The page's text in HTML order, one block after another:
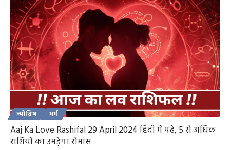
ज्योतिष धर्म
Aaj Ka Love Rashifal 29 April 2024 हिंदी में पढ़े, 5 से अधिक
राशियों का उमड़ेगा रोमांस